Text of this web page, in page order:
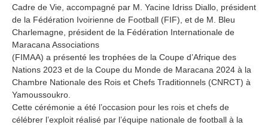
Cadre de Vie, accompagné par M. Yacine Idriss Diallo, président
de la Fédération Ivoirienne de Football (FIF), et de M. Bleu
Charlemagne, président de la Fédération Internationale de
Maracana Associations
(FIMAA) a présenté les trophées de la Coupe d’Afrique des
Nations 2023 et de la Coupe du Monde de Maracana 2024 à la
Chambre Nationale des Rois et Chefs Traditionnels (CNRCT) à
Yamoussoukro.
Cette cérémonie a été l’occasion pour les rois et chefs de
célébrer l’exploit réalisé par l’équipe nationale de football à la